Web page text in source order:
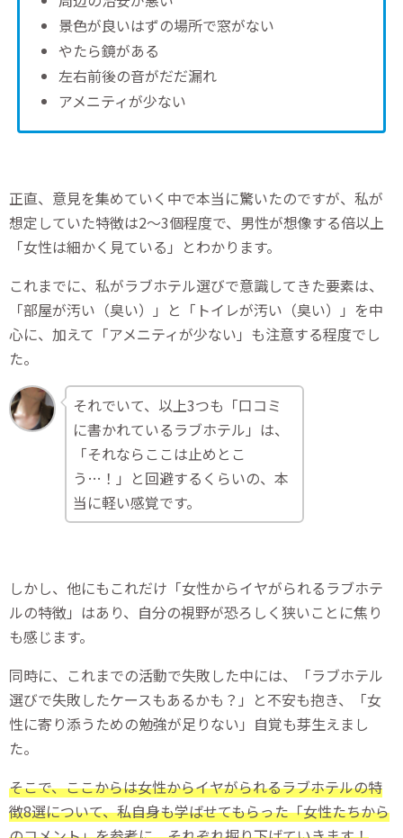
景色が良いはずの場所で窓がない
やたら鏡がある
左右前後の音がだだ漏れ
アメニティが少ない
正直、意見を集めていく中で本当に驚いたのですが、私が
想定していた特徴は2～3個程度で、男性が想像する倍以上
「女性は細かく見ている」とわかります。
これまでに、私がラブホテル選びで意識してきた要素は、
「部屋が汚い（臭い）」と「トイレが汚い（臭い）」を中
心に、加えて「アメニティが少ない」も注意する程度でし
た。
それでいて、以上3つも「口コミ
に書かれているラブホテル」は、
「それならここは止めとこ
う…！」と回避するくらいの、本
当に軽い感覚です。
しかし、他にもこれだけ「女性からイヤがられるラブホテ
ルの特徴」はあり、自分の視野が恐ろしく狭いことに焦り
も感じます。
同時に、これまでの活動で失敗した中には、「ラブホテル
選びで失敗したケースもあるかも？」と不安も抱き、「女
性に寄り添うための勉強が足りない」自覚も芽生えまし
た。
そこで、ここからは女性からイヤがられるラブホテルの特
徴8選について、私自身も学ばせてもらった「女性たちから